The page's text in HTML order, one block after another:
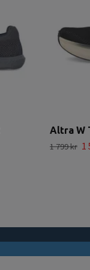
Altra W
1 799 kr 1